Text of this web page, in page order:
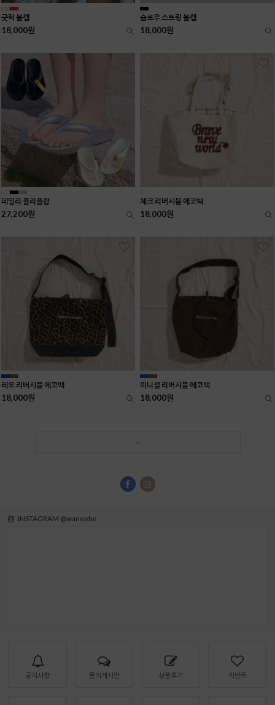
굿럭 볼캡
18,000원
슬로우 스트링 볼캡
18,000원
데일리 플리플랍
27,200원
체크 리버시블 에코백
18,000원
레오 리버시블 에코백
18,000원
이니셜 리버시블 에코백
18,000원
INSTAGRAM @waneebe
공지사항 문의게시판 상품후기 이벤트